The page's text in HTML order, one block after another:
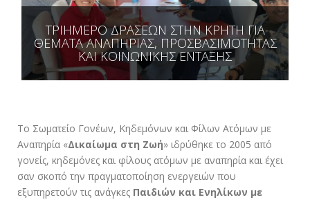
ΤΡΙΗΜΕΡΟ ΔΡΑΣΕΩΝ ΣΤΗΝ ΚΡΗΤΗ ΓΙΑ
ΘΕΜΑΤΑ ΑΝΑΠΗΡΙΑΣ, ΠΡΟΣΒΑΣΙΜΟΤΗΤΑΣ
ΚΑΙ ΚΟΙΝΩΝΙΚΗΣ ΕΝΤΑΞΗΣ
Το Σωματείο Γονέων, Κηδεμόνων και Φίλων Ατόμων με
Αναπηρία «Δικαίωμα στη Ζωή» ιδρύθηκε το 2005 από
γονείς, κηδεμόνες και φίλους ατόμων με αναπηρία και έχει
σαν σκοπό την πραγματοποίηση ενεργειών που
εξυπηρετούν τις ανάγκες Παιδιών και Ενηλίκων με